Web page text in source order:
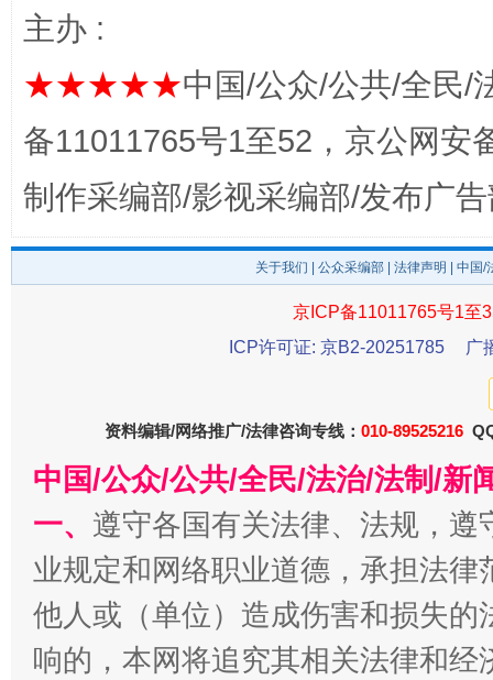
东山县通报“牛蛙产品抗生素超标问题” 法
千年窑火 生生不息 一
主办 :
★★★★★中国/公众/公共/全民/
备11011765号1至52，京公网安
制作采编部/影视采编部/发布广
关于我们 公众采编部 法律声明 | 中国
京ICP备11011765号1至
ICP许可证: 京B2-20251785
广
资料编辑/网络推广/法律咨询专线： 010-89525216
中国/公众/公共/全民/法治/法制/新
一、 遵守各国有关法律、法规，
业规定和网络职业道德，承担法
他人或（单位）造成伤害和损失
响的，本网将追究其相关法律和